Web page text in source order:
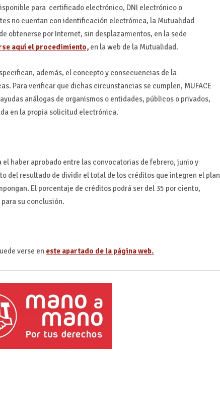
para certificado electrónico, DNI electrónico o
no cuentan con identificación electrónica, la Mutualidad
obtenerse por Internet, sin desplazamientos, en la sede
aquí el procedimiento, en la web de la Mutualidad.
además, el concepto y consecuencias de la
Para verificar que dichas circunstancias se cumplen, MUFACE
análogas de organismos o entidades, públicos o privados,
en la propia solicitud electrónica.
haber aprobado entre las convocatorias de febrero, junio y
del resultado de dividir el total de los créditos que integren el plan
El porcentaje de créditos podrá ser del 35 por ciento,
su conclusión.
verse en este apartado de la página web.